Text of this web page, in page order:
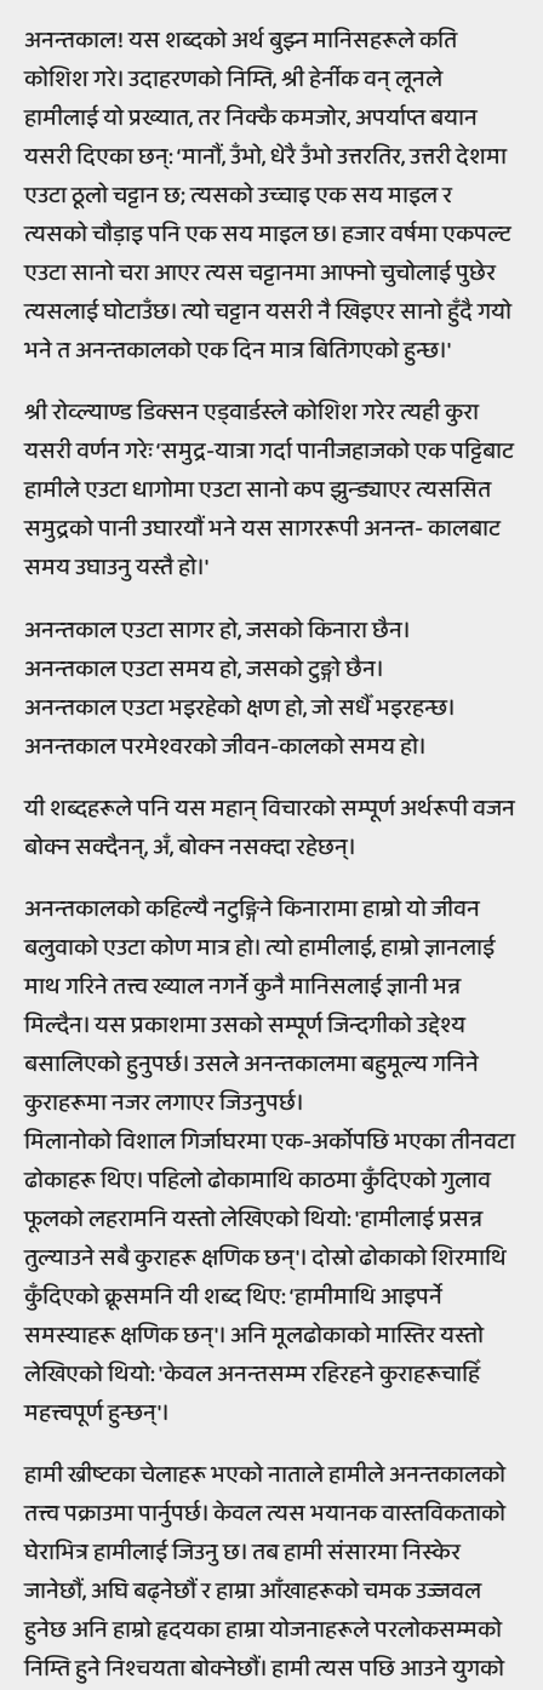
अनन्तकाल! यस शब्दको अर्थ बुझ्न मानिसहरूले कति
कोशिश गरे। उदाहरणको निम्ति, श्री हेर्नीक वन् लूनले
हामीलाई यो प्रख्यात, तर निक्कै कमजोर, अपर्याप्त बयान
यसरी दिएका छन्: ‘मानौं, उँभो, धेरै उँभो उत्तरतिर, उत्तरी देशमा
एउटा ठूलो चट्टान छ; त्यसको उच्चाइ एक सय माइल र
त्यसको चौड़ाइ पनि एक सय माइल छ। हजार वर्षमा एकपल्ट
एउटा सानो चरा आएर त्यस चट्टानमा आफ्नो चुचोलाई पुछेर
त्यसलाई घोटाउँछ। त्यो चट्टान यसरी नै खिइएर सानो हुँदै गयो
भने त अनन्तकालको एक दिन मात्र बितिगएको हुन्छ।'
श्री रोव्ल्याण्ड डिक्सन एड्वार्डस्ले कोशिश गरेर त्यही कुरा
यसरी वर्णन गरेः ‘समुद्र-यात्रा गर्दा पानीजहाजको एक पट्टिबाट
हामीले एउटा धागोमा एउटा सानो कप झुन्ड्याएर त्यससित
समुद्रको पानी उघारयौं भने यस सागररूपी अनन्त- कालबाट
समय उघाउनु यस्तै हो।'
अनन्तकाल एउटा सागर हो, जसको किनारा छैन।
अनन्तकाल एउटा समय हो, जसको टुङ्गो छैन।
अनन्तकाल एउटा भइरहेको क्षण हो, जो सधैँ भइरहन्छ।
अनन्तकाल परमेश्वरको जीवन-कालको समय हो।
यी शब्दहरूले पनि यस महान् विचारको सम्पूर्ण अर्थरूपी वजन
बोक्न सक्दैनन्, अँ, बोक्न नसक्दा रहेछन्।
अनन्तकालको कहिल्यै नटुङ्गिने किनारामा हाम्रो यो जीवन
बलुवाको एउटा कोण मात्र हो। त्यो हामीलाई, हाम्रो ज्ञानलाई
माथ गरिने तत्त्व ख्याल नगर्ने कुनै मानिसलाई ज्ञानी भन्न
मिल्दैन। यस प्रकाशमा उसको सम्पूर्ण जिन्दगीको उद्देश्य
बसालिएको हुनुपर्छ। उसले अनन्तकालमा बहुमूल्य गनिने
कुराहरूमा नजर लगाएर जिउनुपर्छ।
मिलानोको विशाल गिर्जाघरमा एक-अर्कोपछि भएका तीनवटा
ढोकाहरू थिए। पहिलो ढोकामाथि काठमा कुँदिएको गुलाव
फूलको लहरामनि यस्तो लेखिएको थियो: 'हामीलाई प्रसन्न
तुल्याउने सबै कुराहरू क्षणिक छन्'। दोस्रो ढोकाको शिरमाथि
कुँदिएको क्रूसमनि यी शब्द थिए: ‘हामीमाथि आइपर्ने
समस्याहरू क्षणिक छन्'। अनि मूलढोकाको मास्तिर यस्तो
लेखिएको थियो: 'केवल अनन्तसम्म रहिरहने कुराहरूचाहिँ
महत्त्वपूर्ण हुन्छन्'।
हामी ख्रीष्टका चेलाहरू भएको नाताले हामीले अनन्तकालको
तत्त्व पक्राउमा पार्नुपर्छ। केवल त्यस भयानक वास्तविकताको
घेराभित्र हामीलाई जिउनु छ। तब हामी संसारमा निस्केर
जानेछौं, अघि बढ्नेछौं र हाम्रा आँखाहरूको चमक उज्जवल
हुनेछ अनि हाम्रो हृदयका हाम्रा योजनाहरूले परलोकसम्मको
निम्ति हुने निश्चयता बोक्नेछौं। हामी त्यस पछि आउने युगको